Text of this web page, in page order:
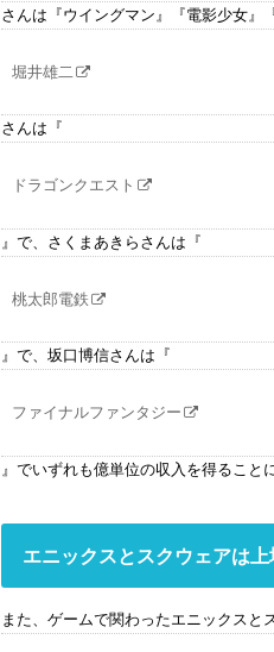
さんは『ウイングマン』『電影少女』『
堀井雄二
さんは『
ドラゴンクエスト
』で、さくまあきらさんは『
桃太郎電鉄
』で、坂口博信さんは『
ファイナルファンタジー
』でいずれも億単位の収入を得ること
エニックスとスクウェアは上
また、ゲームで関わったエニックスと